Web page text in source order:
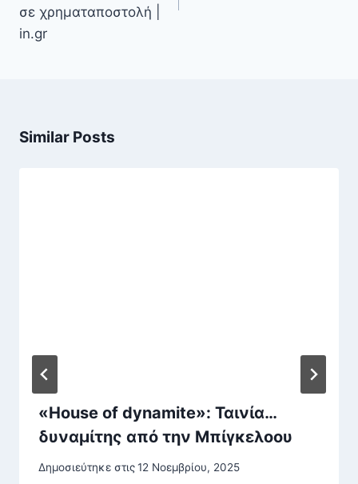
σε χρηματαποστολή |
in.gr
Similar Posts
«House of dynamite»: Ταινία…
δυναμίτης από την Μπίγκελοου
Δημοσιεύτηκε στις12 Νοεμβρίου, 2025